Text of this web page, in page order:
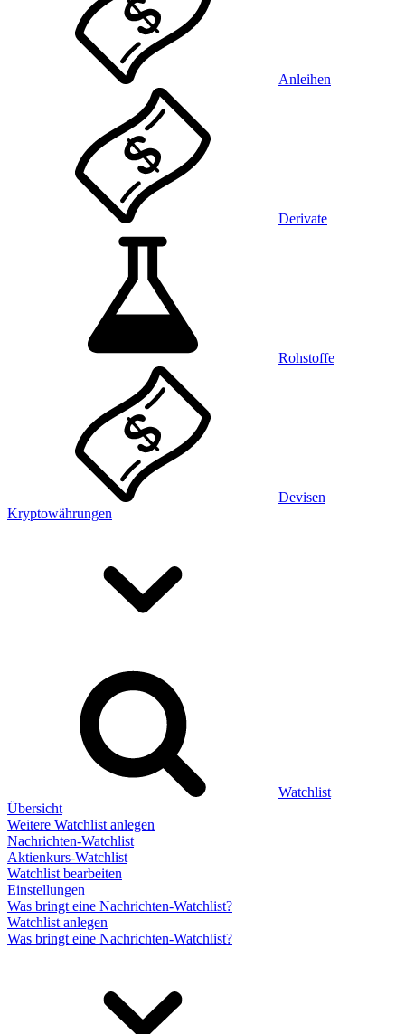
Anleihen
Derivate
Rohstoffe
Devisen
Kryptowährungen
Watchlist
Übersicht
Weitere Watchlist anlegen
Nachrichten-Watchlist
Aktienkurs-Watchlist
Watchlist bearbeiten
Einstellungen
Was bringt eine Nachrichten-Watchlist?
Watchlist anlegen
Was bringt eine Nachrichten-Watchlist?